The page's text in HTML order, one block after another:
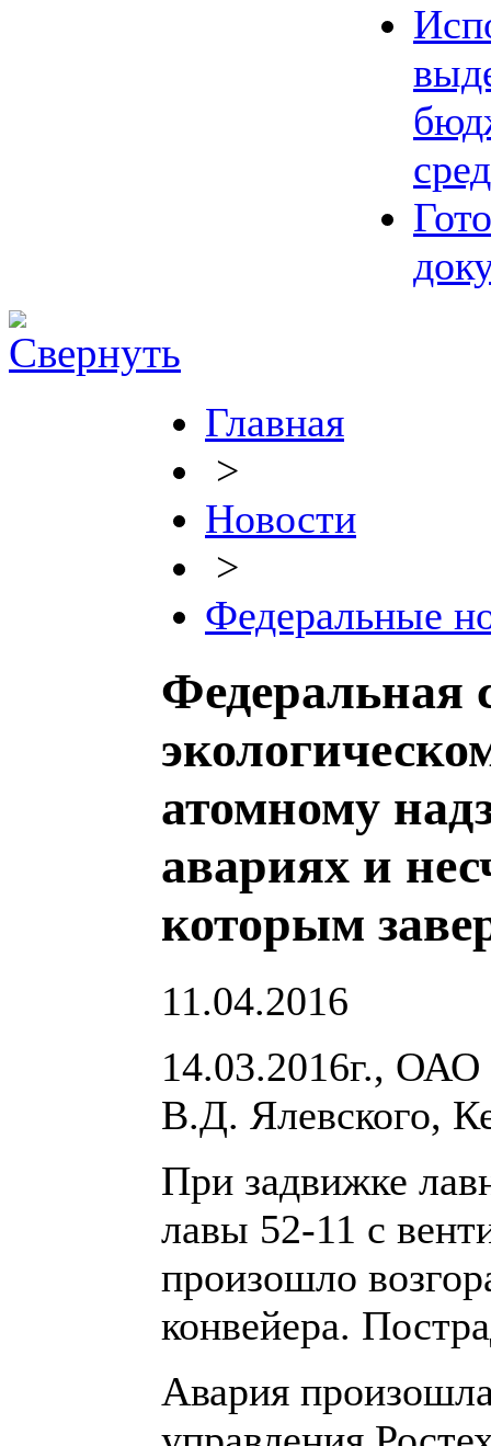
Главная
>
Новости
>
Федеральные
Федеральная
атомному
авариях и
которым
11.04.2016
14.03.2016г.,
В.Д. Ялевского,
При задвижке
лавы 52-11 с
произошло
конвейера.
Авария